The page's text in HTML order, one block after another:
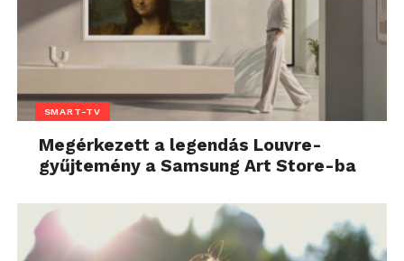
SMART-TV
Megérkezett a legendás Louvre-
gyűjtemény a Samsung Art Store-ba